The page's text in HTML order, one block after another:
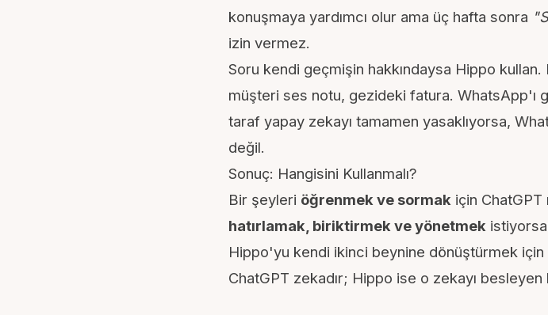
konuşmaya yardımcı olur ama üç hafta sonra
izin vermez.
Soru kendi geçmişin hakkındaysa Hippo
müşteri ses notu, gezideki fatura. WhatsApp'ı
taraf yapay zekayı tamamen yasaklıyorsa,
değil.
Sonuç: Hangisini Kullanmalı?
Bir şeyleri öğrenmek ve sormak için
hatırlamak, biriktirmek ve yönetmek
Hippo'yu kendi ikinci beynine dönüştürmek için
ChatGPT zekadır; Hippo ise o zekayı besleyen